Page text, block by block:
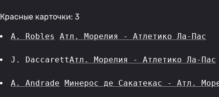
Красные карточки: 3
A. Robles Атл. Морелия - Атлетико Ла-Пас
J. DaccarettАтл. Морелия - Атлетико Ла-Пас
A. Andrade Минерос де Сакатекас - Атл.